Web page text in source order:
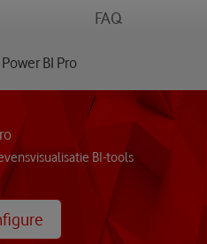
FAQmenu
BI Pro
BI-tools